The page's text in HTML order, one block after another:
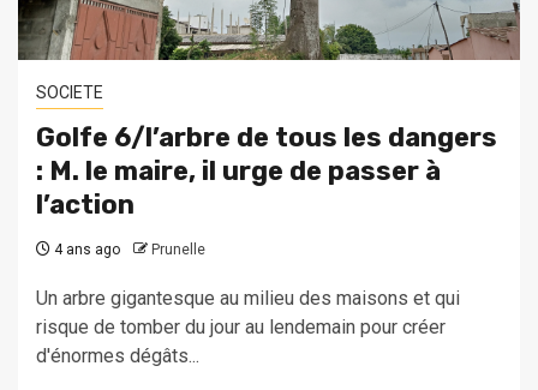
SOCIETE
Golfe 6/l’arbre de tous les dangers
: M. le maire, il urge de passer à
l’action
4 ans ago Prunelle
Un arbre gigantesque au milieu des maisons et qui
risque de tomber du jour au lendemain pour créer
d'énormes dégâts...